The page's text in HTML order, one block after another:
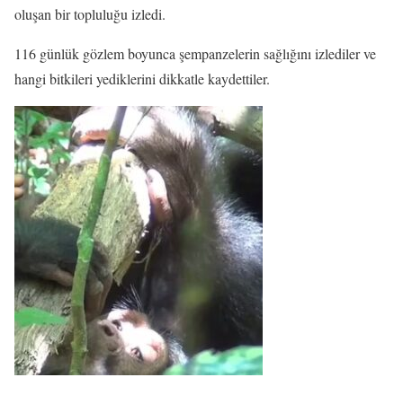
oluşan bir topluluğu izledi.
116 günlük gözlem boyunca şempanzelerin sağlığını izlediler ve
hangi bitkileri yediklerini dikkatle kaydettiler.